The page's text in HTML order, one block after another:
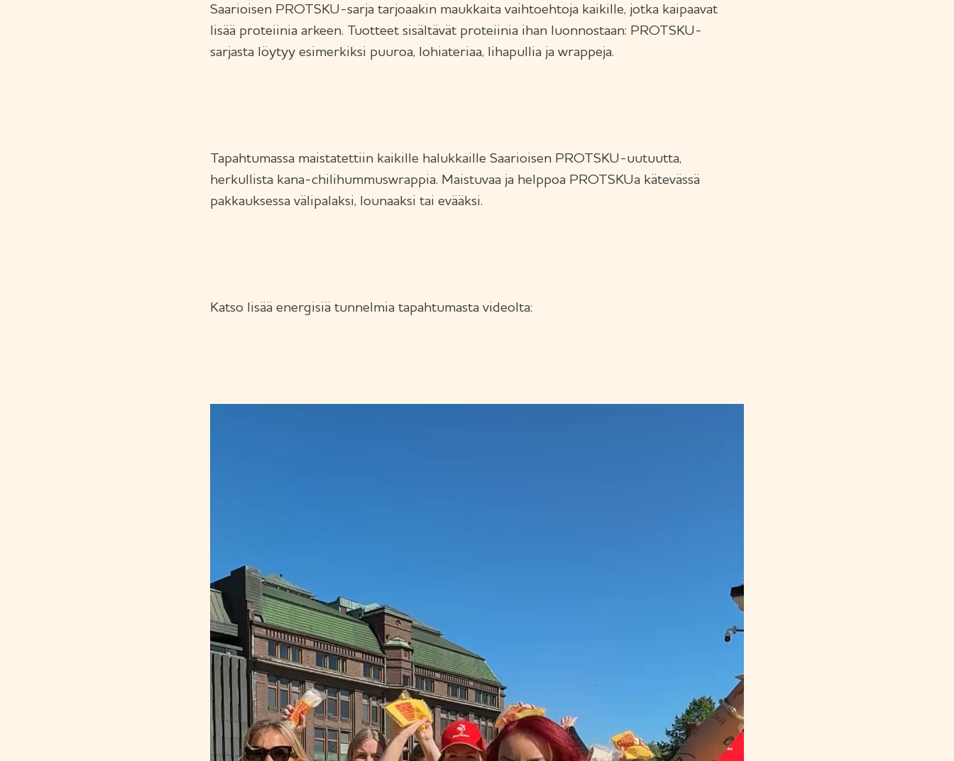
Saarioisen PROTSKU-sarja tarjoaakin maukkaita vaihtoehtoja kaikille, jotka kaipaavat
lisää proteiinia arkeen. Tuotteet sisältävät proteiinia ihan luonnostaan: PROTSKU-
sarjasta löytyy esimerkiksi puuroa, lohiateriaa, lihapullia ja wrappeja.
Tapahtumassa maistatettiin kaikille halukkaille Saarioisen PROTSKU-uutuutta,
herkullista kana-chilihummuswrappia. Maistuvaa ja helppoa PROTSKUa kätevässä
pakkauksessa välipalaksi, lounaaksi tai evääksi.
Katso lisää energisiä tunnelmia tapahtumasta videolta: